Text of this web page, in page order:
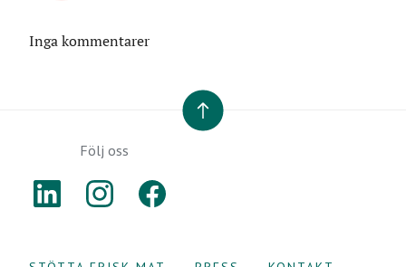
Inga kommentarer
TILL TOPPEN
Följ oss
LINKEDININSTAGRAM